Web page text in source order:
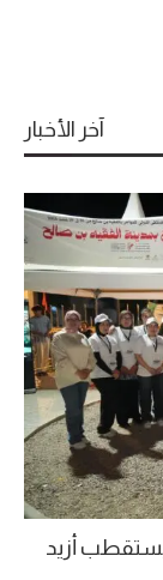
آخر الأخبار
يستقطب أزيد